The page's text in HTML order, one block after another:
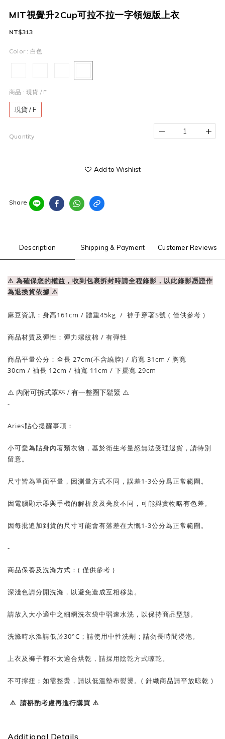
MIT視覺升2Cup可拉不拉一字領短版上衣
NT$313
Color : 白色
商品 : 現貨 / F
現貨 / F
Quantity
Add to Wishlist
Share
Description Shipping & Payment Customer Reviews
⚠ 為確保您的權益，收到包裹拆封時請全程錄影，以此錄影憑證作
為退換貨依據 ⚠
麻豆資訊： 身高161cm / 體重45kg / 褲子穿著S號 ( 僅供參考 )
商品材質及彈性：彈力螺紋棉 / 有彈性
商品平量公分： 全長 27cm(不含繞脖) / 肩寬 31cm / 胸寬
30cm / 袖長 12cm / 袖寬 11cm / 下擺寬 29cm
⚠️ 內附可拆式罩杯 / 有一整圈下鬆緊 ⚠️
-
Aries貼心提醒事項：
小可愛為貼身內著類衣物，基於衛生考量怒無法受理退貨，請特別
留意。
尺寸皆為單面平量，因測量方式不同，誤差1-3公分爲正常範圍。
因電腦顯示器與手機的解析度及亮度不同，可能與實物略有色差。
因每批追加到貨的尺寸可能會有落差在大慨1-3公分為正常範圍。
-
商品保養及洗滌方式：( 僅供參考 )
深淺色請分開洗滌，以避免造成互相移染。
請放入大小適中之細網洗衣袋中弱速水洗，以保持商品型態。
洗滌時水溫請低於30°C；請使用中性洗劑；請勿長時間浸泡。
上衣及褲子都不太適合烘乾，請採用陰乾方式晾乾。
不可擰扭；如需整燙，請以低溫墊布熨燙。( 針織商品請平放晾乾 )
⚠️ 請斟酌考慮再進行購買 ⚠️
Additional Details